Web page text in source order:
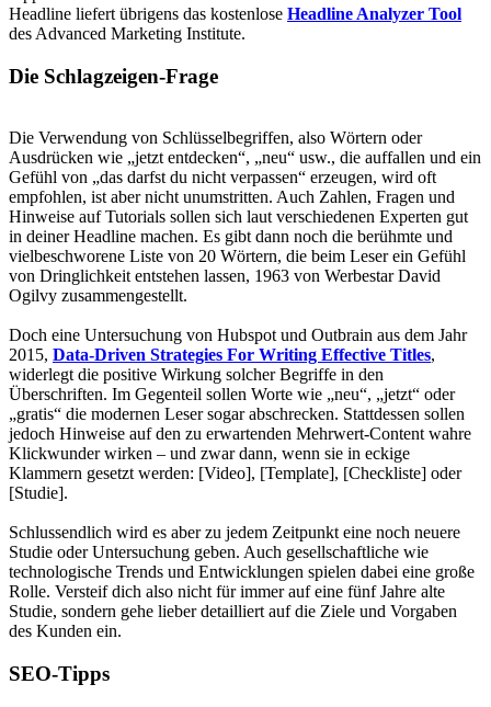
Headline liefert übrigens das kostenlose Headline Analyzer Tool
des Advanced Marketing Institute.
Die Schlagzeigen-Frage
Die Verwendung von Schlüsselbegriffen, also Wörtern oder
Ausdrücken wie „jetzt entdecken“, „neu“ usw., die auffallen und ein
Gefühl von „das darfst du nicht verpassen“ erzeugen, wird oft
empfohlen, ist aber nicht unumstritten. Auch Zahlen, Fragen und
Hinweise auf Tutorials sollen sich laut verschiedenen Experten gut
in deiner Headline machen. Es gibt dann noch die berühmte und
vielbeschworene Liste von 20 Wörtern, die beim Leser ein Gefühl
von Dringlichkeit entstehen lassen, 1963 von Werbestar David
Ogilvy zusammengestellt.
Doch eine Untersuchung von Hubspot und Outbrain aus dem Jahr
2015, Data-Driven Strategies For Writing Effective Titles,
widerlegt die positive Wirkung solcher Begriffe in den
Überschriften. Im Gegenteil sollen Worte wie „neu“, „jetzt“ oder
„gratis“ die modernen Leser sogar abschrecken. Stattdessen sollen
jedoch Hinweise auf den zu erwartenden Mehrwert-Content wahre
Klickwunder wirken – und zwar dann, wenn sie in eckige
Klammern gesetzt werden: [Video], [Template], [Checkliste] oder
[Studie].
Schlussendlich wird es aber zu jedem Zeitpunkt eine noch neuere
Studie oder Untersuchung geben. Auch gesellschaftliche wie
technologische Trends und Entwicklungen spielen dabei eine große
Rolle. Versteif dich also nicht für immer auf eine fünf Jahre alte
Studie, sondern gehe lieber detailliert auf die Ziele und Vorgaben
des Kunden ein.
SEO-Tipps